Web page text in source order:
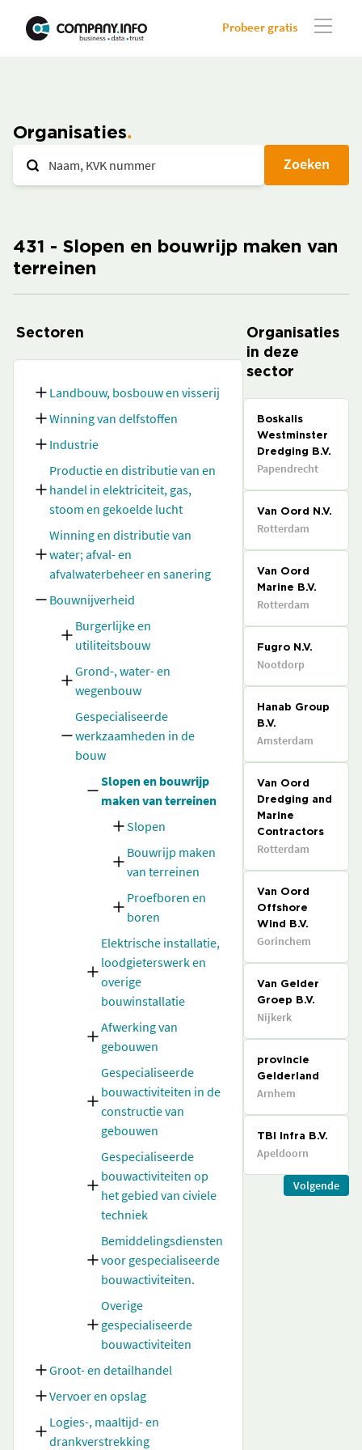
Probeer gratis
Organisaties
Zoeken
431 - Slopen en bouwrijp maken van
terreinen
Sectoren
Landbouw, bosbouw en visserij
Winning van delfstoffen
Industrie
Productie en distributie van en
handel in elektriciteit, gas,
stoom en gekoelde lucht
Winning en distributie van
water; afval- en
afvalwaterbeheer en sanering
Bouwnijverheid
Burgerlijke en
utiliteitsbouw
Grond-, water- en
wegenbouw
Gespecialiseerde
werkzaamheden in de
bouw
Slopen en bouwrijp
maken van terreinen
Slopen
Bouwrijp maken
van terreinen
Proefboren en
boren
Elektrische installatie,
loodgieterswerk en
overige
bouwinstallatie
Afwerking van
gebouwen
Gespecialiseerde
bouwactiviteiten in de
constructie van
gebouwen
Gespecialiseerde
bouwactiviteiten op
het gebied van civiele
techniek
Bemiddelingsdiensten
voor gespecialiseerde
bouwactiviteiten.
Overige
gespecialiseerde
bouwactiviteiten
Groot- en detailhandel
Vervoer en opslag
Logies-, maaltijd- en
drankverstrekking
Organisaties
in deze
sector
Boskalis
Westminster
Dredging B.V.
Papendrecht
Van Oord N.V.
Rotterdam
Van Oord
Marine B.V.
Rotterdam
Fugro N.V.
Nootdorp
Hanab Group
B.V.
Amsterdam
Van Oord
Dredging and
Marine
Contractors
Rotterdam
Van Oord
Offshore
Wind B.V.
Gorinchem
Van Gelder
Groep B.V.
Nijkerk
provincie
Gelderland
Arnhem
TBI Infra B.V.
Apeldoorn
Volgende